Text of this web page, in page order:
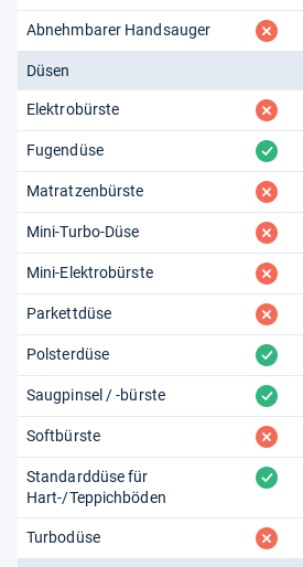
Abnehmbarer Handsauger fehlt
Düsen
Elektrobürste fehlt
Fugendüse vorhanden
Matratzenbürste fehlt
Mini-Turbo-Düse fehlt
Mini-Elektrobürste fehlt
Parkettdüse fehlt
Polsterdüse vorhanden
Saugpinsel / -bürste vorhanden
Softbürste fehlt
Standarddüse für
Hart-/Teppichböden
vorhanden
Turbodüse fehlt